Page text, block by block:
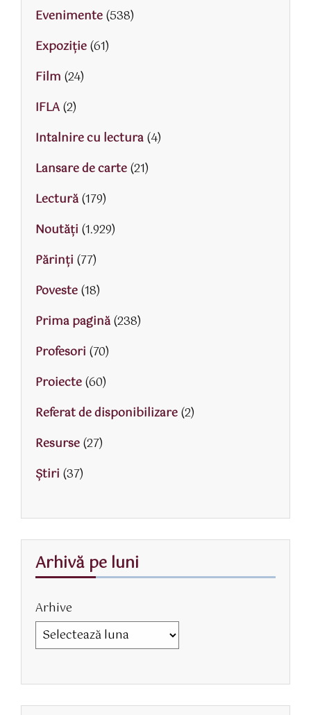
Evenimente(538)
Expoziție(61)
Film (24)
IFLA(2)
Intalnire cu lectura(4)
Lansare de carte(21)
Lectură(179)
Noutăți (1.929)
Părinţi (77)
Poveste(18)
Prima pagină(238)
Profesori (70)
Proiecte(60)
Referat de disponibilizare(2)
Resurse(27)
Știri (37)
Arhivă pe luni
Arhive